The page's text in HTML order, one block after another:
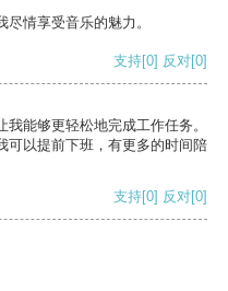
情享受音乐的魅力。
支持[0] 反对[0]
能够更轻松地完成工作任务。
可以提前下班，有更多的时间陪
支持[0] 反对[0]